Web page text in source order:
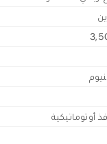
أوتوماتيكية